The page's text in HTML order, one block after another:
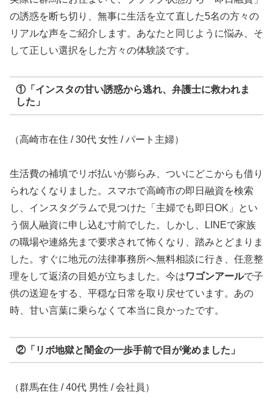
の誘惑を断ち切り、無事に生活を立て直した5名の方々の
リアルな声をご紹介します。あなたと同じように悩み、そ
して正しい選択をした方々の体験談です。
①「インスタの甘い誘惑から逃れ、弁護士に救われま
した」
（高崎市在住 / 30代 女性 / パート主婦）
生活費の補填でリボ払いが膨らみ、ついにどこからも借り
られなくなりました。スマホで高崎市の即日融資を検索
し、インスタグラムで見つけた「主婦でも即日OK」とい
う個人融資に申し込む寸前でした。しかし、LINEで家族
の職場や連絡先まで要求されて怖くなり、踏みとどまりま
した。すぐに地元の法律事務所へ無料相談に行き、任意整
理をして返済の目処が立ちました。今はワゴンアールで子
供の送迎をする、平穏な日常を取り戻せています。あの
時、甘い言葉に乗らなくて本当に良かったです。
②「リボ地獄と闇金の一歩手前で目が覚めました」
（群馬在住 / 40代 男性 / 会社員）